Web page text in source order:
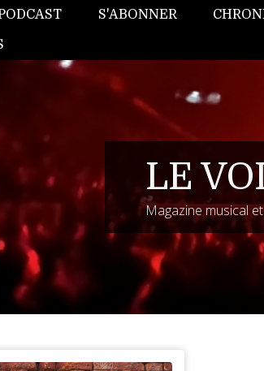
S'ABONNER
LE
Magazine musical